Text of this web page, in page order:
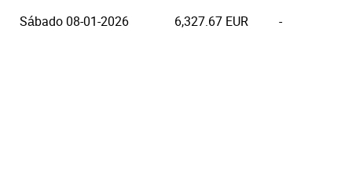
Sábado 08-01-2026 6,327.67 EUR -